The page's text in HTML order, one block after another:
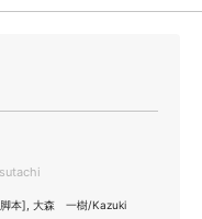
本], 大森 一樹/Kazuki